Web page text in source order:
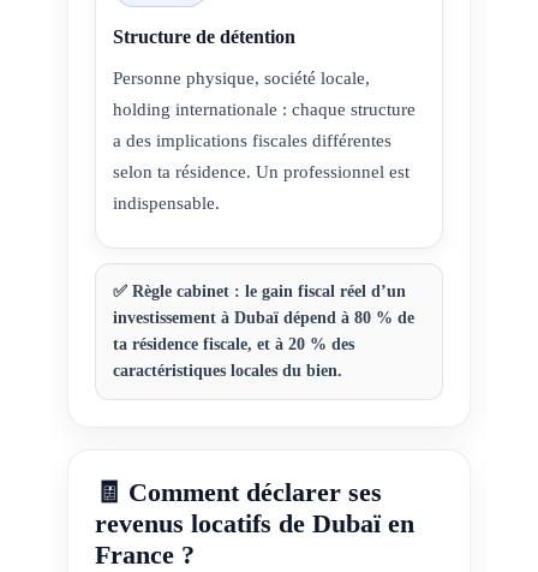
Structure de détention
Personne physique, société locale,
holding internationale : chaque structure
a des implications fiscales différentes
selon ta résidence. Un professionnel est
indispensable.
✅ Règle cabinet : le gain fiscal réel d’un
investissement à Dubaï dépend à 80 % de
ta résidence fiscale, et à 20 % des
caractéristiques locales du bien.
🧾 Comment déclarer ses
revenus locatifs de Dubaï en
France ?